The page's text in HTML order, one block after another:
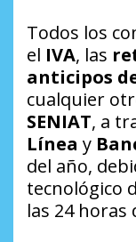
Todos los
el IVA, las
anticipos
cualquier
SENIAT, a
Línea y
del año,
tecnológico
las 24 horas